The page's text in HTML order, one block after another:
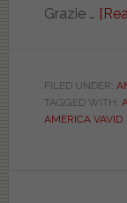
Grazie …
FILED UNDER:
TAGGED WITH:
AMERICA VAVID,